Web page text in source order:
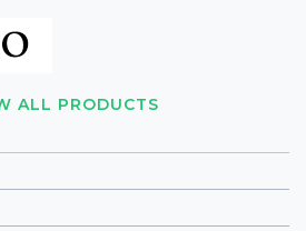
ALL PRODUCTS